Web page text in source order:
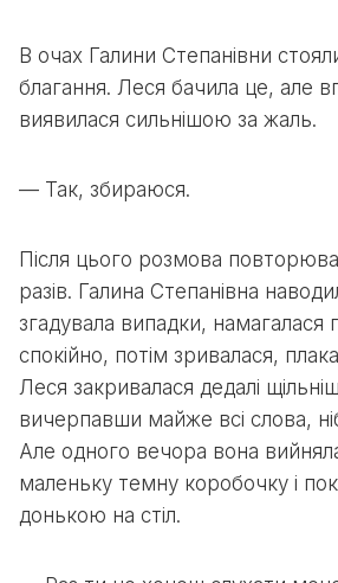
В очах Галини Степанівни
благання. Леся бачила це, але
виявилася сильнішою за жаль.
— Так, збираюся.
Після цього розмова
разів. Галина Степанівна
згадувала випадки, намагалася
спокійно, потім зривалася,
Леся закривалася дедалі
вичерпавши майже всі слова,
Але одного вечора вона
маленьку темну коробочку і
донькою на стіл.